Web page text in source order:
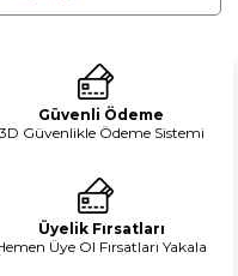
Güvenli Ödeme
3D Güvenlikle Ödeme Sistemi
Üyelik Fırsatları
Üye Ol Fırsatları Yakala